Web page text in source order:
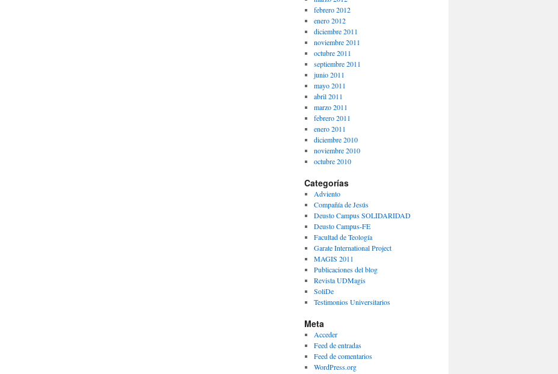
febrero 2012
enero 2012
diciembre 2011
noviembre 2011
octubre 2011
septiembre 2011
junio 2011
mayo 2011
abril 2011
marzo 2011
febrero 2011
enero 2011
diciembre 2010
noviembre 2010
octubre 2010
Categorías
Adviento
Compañía de Jesús
Deusto Campus SOLIDARIDAD
Deusto Campus-FE
Facultad de Teología
Garate International Project
MAGIS 2011
Publicaciones del blog
Revista UDMagis
SoliDe
Testimonios Universitarios
Meta
Acceder
Feed de entradas
Feed de comentarios
WordPress.org